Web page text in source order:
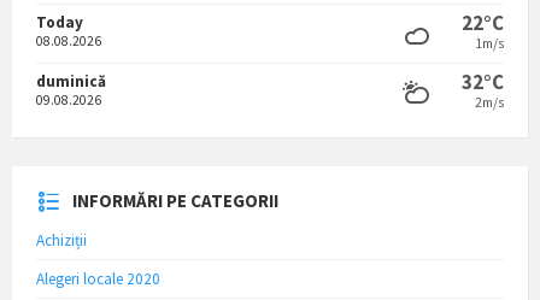
Today
08.08.2026
22°C
1m/s
duminică
09.08.2026
32°C
2m/s
INFORMĂRI PE CATEGORII
Achiziții
Alegeri locale 2020